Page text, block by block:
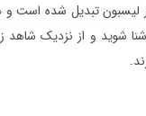
تبدیل شده است و
شوید و از نزدیک شاهد